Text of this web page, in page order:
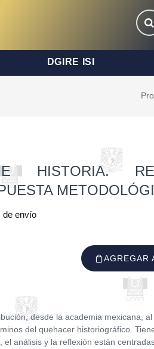
DGIRE ISI
HISTORIA.
de envío
AGREGAR
desde la academia mexicana,
del quehacer historiográfico.
el análisis y la reflexión están